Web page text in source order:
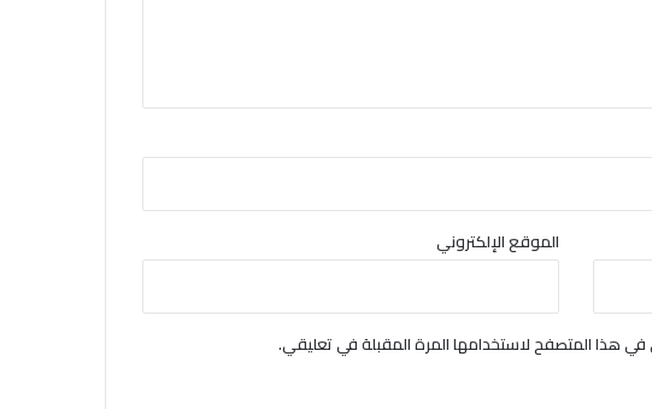
الموقع الإلكتروني
في هذا المتصفح لاستخدامها المرة المقبلة في تعليقي.